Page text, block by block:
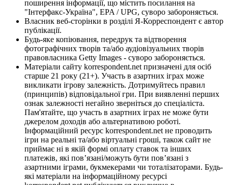
поширення інформації, що містить посилання на
"Інтерфакс-Україна", EPA / UPG, суворо забороняється.
Власник веб-сторінки в розділі Я-Корреспондент є автор
публікації.
Будь-яке копіювання, передрук та відтворення
фотографічних творів та/або аудіовізуальних творів
правовласника Getty Images - суворо забороняється.
Матеріали сайту korrespondent.net призначені для осіб
старше 21 року (21+). Участь в азартних іграх може
викликати ігрову залежність. Дотримуйтесь правил
(принципів) відповідальної гри. При виявленні перших
ознак залежності негайно зверніться до спеціаліста.
Пам'ятайте, що участь в азартних іграх не може бути
джерелом доходів або альтернативою роботі.
Інформаційний ресурс korrespondent.net не проводить
ігри на реальні та/або віртуальні гроші, також сайт не
приймає ні в якій формі оплату ставок та інших
платежів, які пов’язані/можуть бути пов’язані з
азартними іграми, букмекерами чи тоталізаторами. Будь-
які матеріали на інформаційному ресурсі